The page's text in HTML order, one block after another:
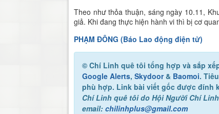
Theo như thỏa thuận, sáng ngày 10.11,
giả. Khi đang thực hiện hành vi thì bị cơ
PHẠM ĐÔNG (Báo Lao động điện tử)
© Chí Linh quê tôi tổng hợp và sắp
Google Alerts, Skydoor& Baomoi.
phù hợp. Link bài viết gốc được đính
Chí Linh quê tôido Hội Người Chí
email: chilinhplus@gmail.com